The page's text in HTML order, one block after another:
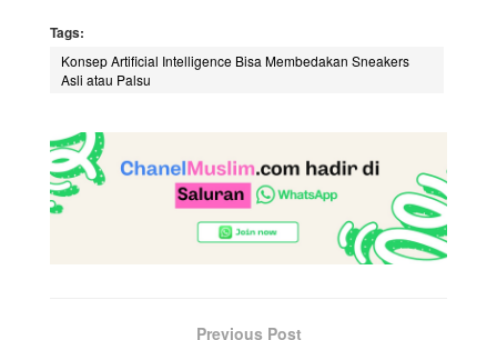
Tags:
Konsep Artificial Intelligence Bisa Membedakan Sneakers
Asli atau Palsu
Previous Post